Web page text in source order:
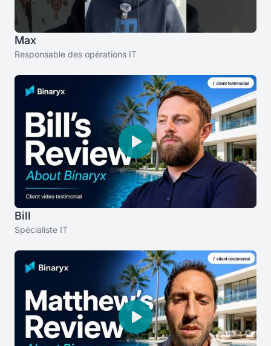
Max
Responsable des opérations IT
Bill
Spécialiste IT